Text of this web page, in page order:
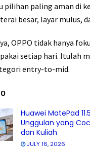
pilihan paling aman di
besar, layar mulus,
OPPO tidak hanya
setiap hari. Itulah
entry-to-mid.
Huawei MatePad
Unggulan yang
dan Kuliah
JULY 16, 2026